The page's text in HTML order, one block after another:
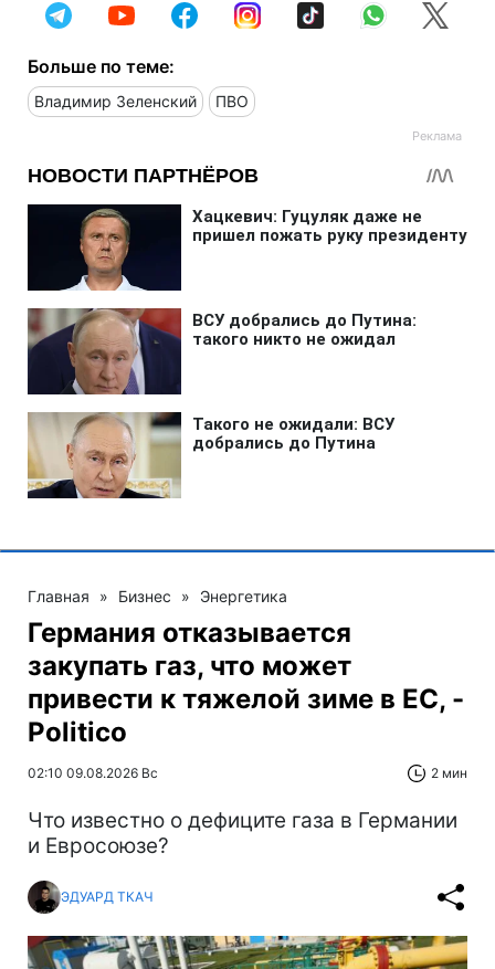
Больше по теме:
Владимир Зеленский ПВО
Главная » Бизнес » Энергетика
Германия отказывается
закупать газ, что может
привести к тяжелой зиме в ЕС, -
Politico
02:10 09.08.2026 Вс 2 мин
Что известно о дефиците газа в Германии
и Евросоюзе?
ЭДУАРД ТКАЧ